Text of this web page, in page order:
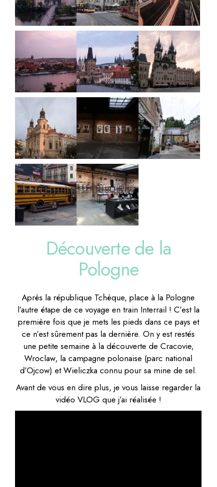
Découverte de la
Pologne
Après la république Tchèque, place à la Pologne
l’autre étape de ce voyage en train Interrail ! C’est la
première fois que je mets les pieds dans ce pays et
ce n’est sûrement pas la dernière. On y est restés
une petite semaine à la découverte de Cracovie,
Wroclaw, la campagne polonaise (parc national
d’Ojcow) et Wieliczka connu pour sa mine de sel.
Avant de vous en dire plus, je vous laisse regarder la
vidéo VLOG que j’ai réalisée !